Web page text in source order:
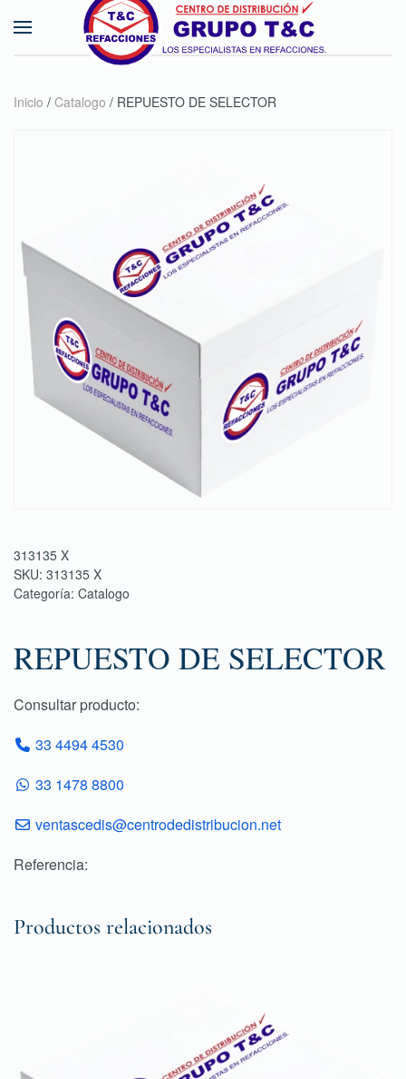
Skip to main content
Inicio / Catalogo / REPUESTO DE SELECTOR
313135 X
SKU: 313135 X
Categoría: Catalogo
REPUESTO DE SELECTOR
Consultar producto:
33 4494 4530
33 1478 8800
ventascedis@centrodedistribucion.net
Referencia:
Productos relacionados